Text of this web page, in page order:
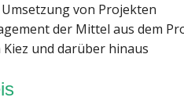
von Projekten
der Mittel aus dem
und darüber hinaus